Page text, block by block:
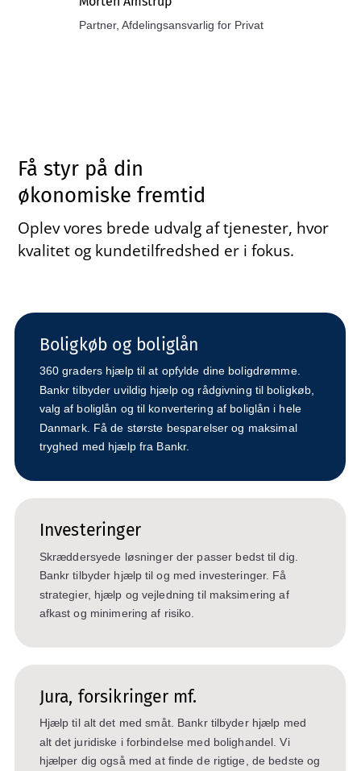
Partner, Afdelingsansvarlig for Privat
Få styr på din
økonomiske fremtid
Oplev vores brede udvalg af tjenester, hvor
kvalitet og kundetilfredshed er i fokus.
Boligkøb og boliglån
360 graders hjælp til at opfylde dine boligdrømme.
Bankr tilbyder uvildig hjælp og rådgivning til boligkøb,
valg af boliglån og til konvertering af boliglån i hele
Danmark. Få de største besparelser og maksimal
tryghed med hjælp fra Bankr.
Investeringer
Skræddersyede løsninger der passer bedst til dig.
Bankr tilbyder hjælp til og med investeringer. Få
strategier, hjælp og vejledning til maksimering af
afkast og minimering af risiko.
Jura, forsikringer mf.
Hjælp til alt det med småt. Bankr tilbyder hjælp med
alt det juridiske i forbindelse med bolighandel. Vi
hjælper dig også med at finde de rigtige, de bedste og